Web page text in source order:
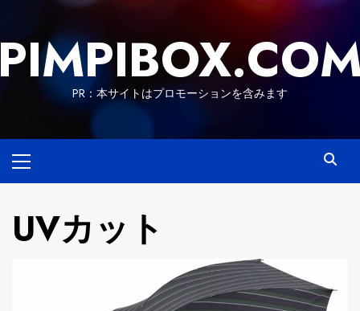
content
PR：本サイトはプロモーションを含みます
Menu
UVカット